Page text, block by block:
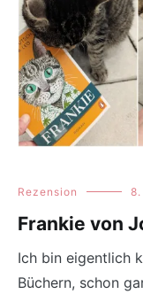
Rezension
Frankie von
Ich bin eigentlich
Büchern, schon